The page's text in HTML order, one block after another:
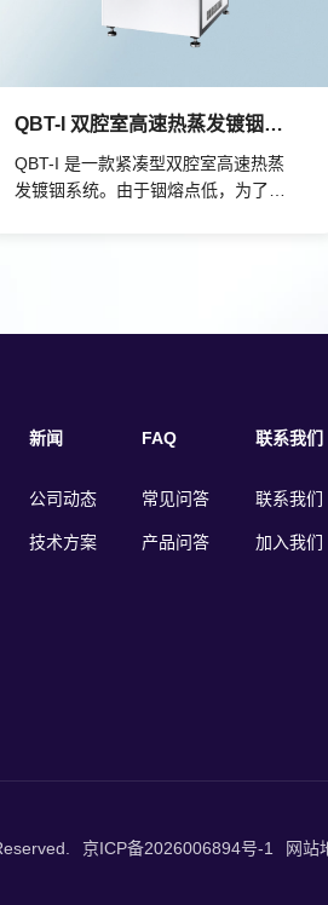
QBT-I 双腔室高速热蒸发镀铟系统
QBT-I 是一款紧凑型双腔室高速热蒸
发镀铟系统。由于铟熔点低，为了兼
新闻
公司动态
技术方案
FAQ
常见问答
产品问答
联系我们
联系我们
加入我们
京ICP备2026006894号-1 网站